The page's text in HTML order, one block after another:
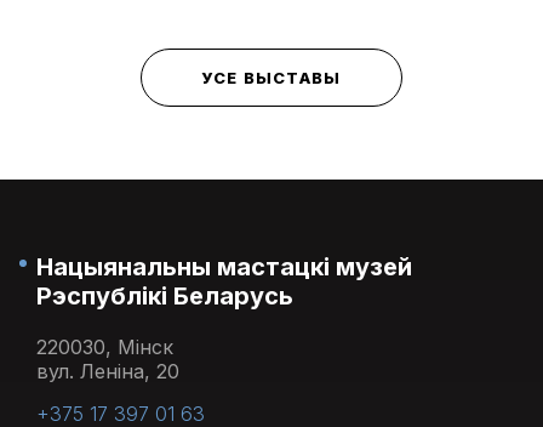
УСЕ ВЫСТАВЫ
Нацыянальны мастацкі музей
Рэспублікі Беларусь
220030, Мінск
вул. Леніна, 20
+375 17 397 01 63